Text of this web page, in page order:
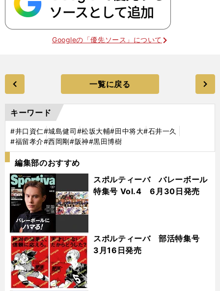
Googleの「優先ソース」について
一覧に戻る
キーワード
#井口資仁#城島健司#松坂大輔#田中将大#石井一久
#福留孝介#西岡剛#阪神#黒田博樹
編集部のおすすめ
スポルティーバ バレーボール
特集号 Vol.4 6月30日発売
スポルティーバ 部活特集号
3月16日発売